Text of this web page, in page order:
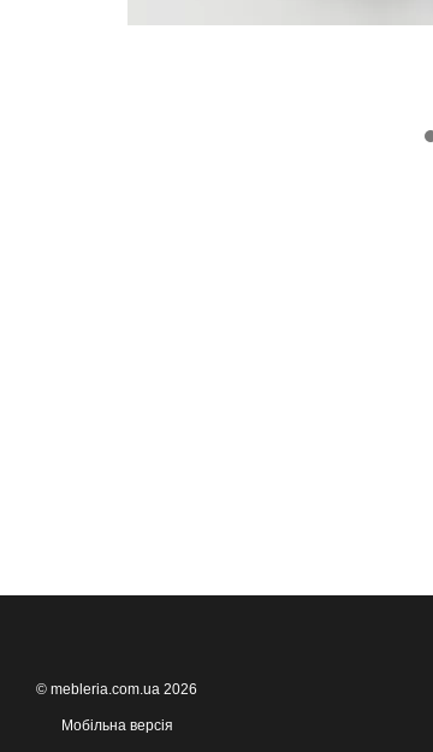
© mebleria.com.ua 2026
Мобільна версія